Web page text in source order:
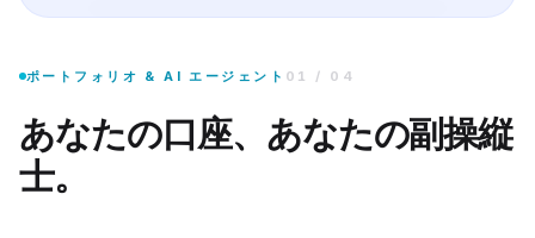
何?ポートフォリオ & AI エージェント 01 / 04
あなたの口座、あなたの副操縦
士。
実際のポジションを取り込み、セクター・エクスポージャー、集中度リ